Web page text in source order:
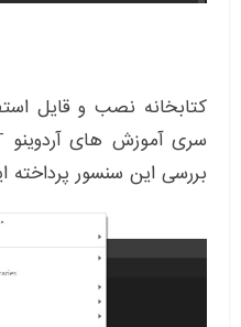
کتابخانه نصب و قایل
بررسی این سنسور پرداخته